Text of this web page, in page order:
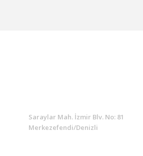
Saraylar Mah. İzmir Blv. No: 81
Merkezefendi/Denizli